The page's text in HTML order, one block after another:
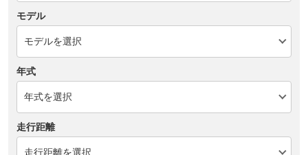
モデル
年式
走行距離